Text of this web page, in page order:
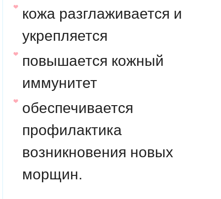
кожа разглаживается и
укрепляется
повышается кожный
иммунитет
обеспечивается
профилактика
возникновения новых
морщин.